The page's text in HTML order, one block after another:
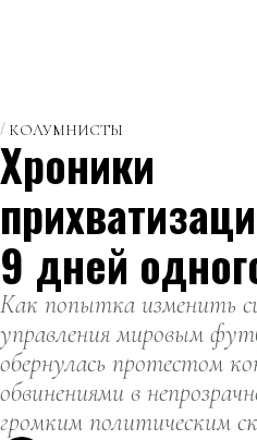
КОЛУМНИСТЫ
Хроники
9 дней
Как попытка изменить
управления мировым
обернулась протестом
обвинениями в
громким политическим